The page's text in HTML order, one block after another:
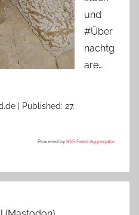
und
#Über
nachtg
are…
Published: 27.
Powered by RSS Feed Aggregator